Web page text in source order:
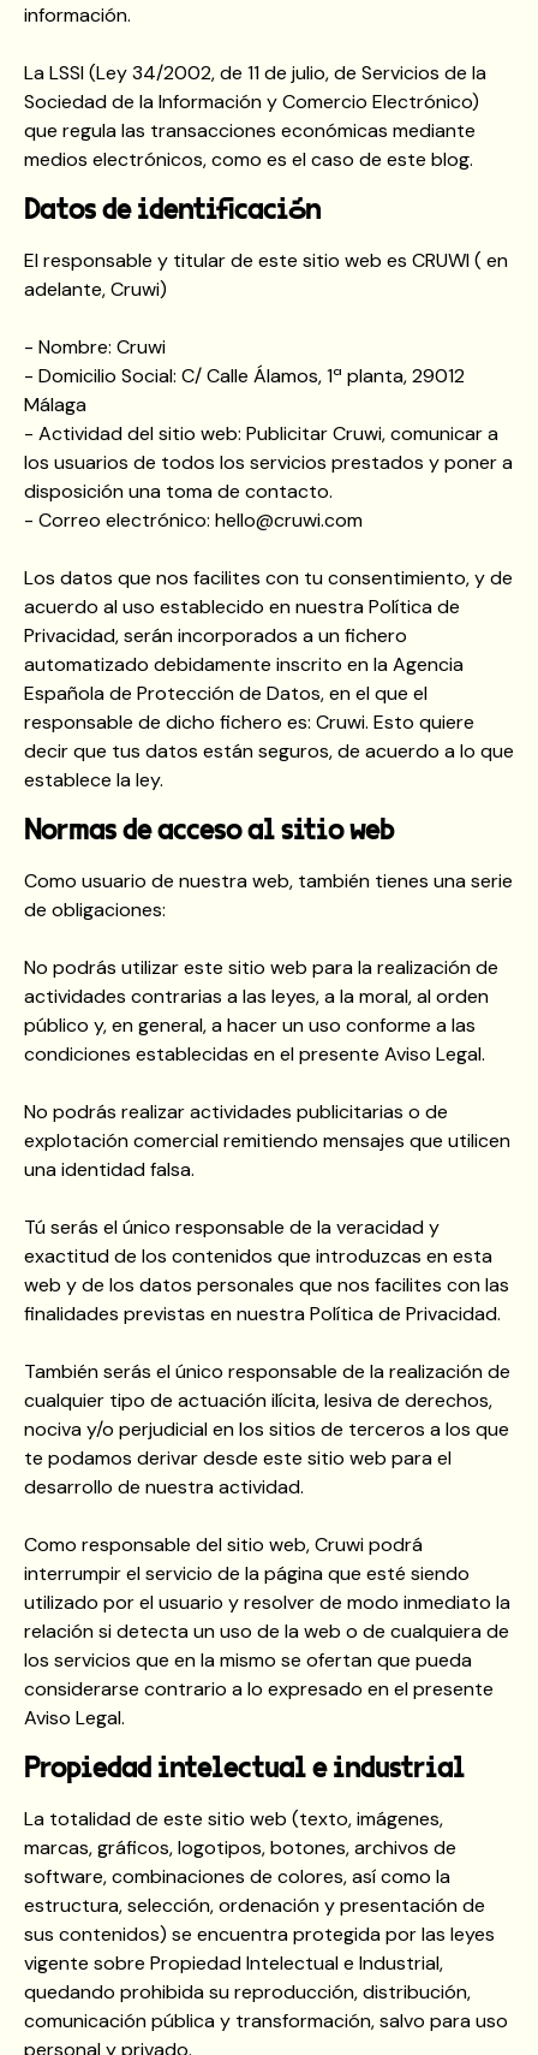
información.
La LSSI (Ley 34/2002, de 11 de julio, de Servicios de la
Sociedad de la Información y Comercio Electrónico)
que regula las transacciones económicas mediante
medios electrónicos, como es el caso de este blog.
Datos de identificación
El responsable y titular de este sitio web es CRUWI ( en
adelante, Cruwi)
- Nombre: Cruwi
- Domicilio Social: C/ Calle Álamos, 1ª planta, 29012
Málaga
- Actividad del sitio web: Publicitar Cruwi, comunicar a
los usuarios de todos los servicios prestados y poner a
disposición una toma de contacto.
- Correo electrónico: hello@cruwi.com
Los datos que nos facilites con tu consentimiento, y de
acuerdo al uso establecido en nuestra Política de
Privacidad, serán incorporados a un fichero
automatizado debidamente inscrito en la Agencia
Española de Protección de Datos, en el que el
responsable de dicho fichero es: Cruwi. Esto quiere
decir que tus datos están seguros, de acuerdo a lo que
establece la ley.
Normas de acceso al sitio web
Como usuario de nuestra web, también tienes una serie
de obligaciones:
No podrás utilizar este sitio web para la realización de
actividades contrarias a las leyes, a la moral, al orden
público y, en general, a hacer un uso conforme a las
condiciones establecidas en el presente Aviso Legal.
No podrás realizar actividades publicitarias o de
explotación comercial remitiendo mensajes que utilicen
una identidad falsa.
Tú serás el único responsable de la veracidad y
exactitud de los contenidos que introduzcas en esta
web y de los datos personales que nos facilites con las
finalidades previstas en nuestra Política de Privacidad.
También serás el único responsable de la realización de
cualquier tipo de actuación ilícita, lesiva de derechos,
nociva y/o perjudicial en los sitios de terceros a los que
te podamos derivar desde este sitio web para el
desarrollo de nuestra actividad.
Como responsable del sitio web, Cruwi podrá
interrumpir el servicio de la página que esté siendo
utilizado por el usuario y resolver de modo inmediato la
relación si detecta un uso de la web o de cualquiera de
los servicios que en la mismo se ofertan que pueda
considerarse contrario a lo expresado en el presente
Aviso Legal.
Propiedad intelectual e industrial
La totalidad de este sitio web (texto, imágenes,
marcas, gráficos, logotipos, botones, archivos de
software, combinaciones de colores, así como la
estructura, selección, ordenación y presentación de
sus contenidos) se encuentra protegida por las leyes
vigente sobre Propiedad Intelectual e Industrial,
quedando prohibida su reproducción, distribución,
comunicación pública y transformación, salvo para uso
personal y privado.